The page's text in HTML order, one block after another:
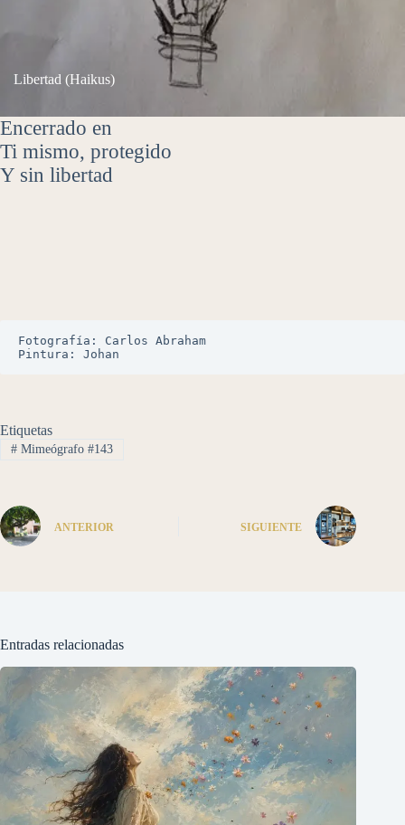
Libertad (Haikus)
Encerrado en
Ti mismo, protegido
Y sin libertad
Fotografía: Carlos Abraham
Pintura: Johan
Etiquetas
#Mimeógrafo #143
ANTERIOR SIGUIENTE
Entradas relacionadas